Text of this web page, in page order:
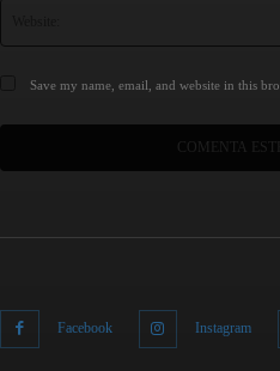
Save my name, email, and website in this
Facebook Instagram